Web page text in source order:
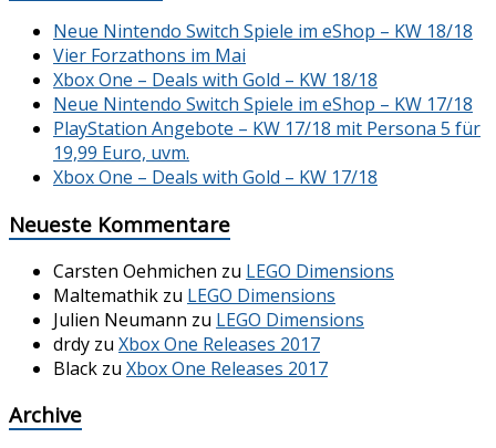
Neue Nintendo Switch Spiele im eShop – KW 18/18
Vier Forzathons im Mai
Xbox One – Deals with Gold – KW 18/18
Neue Nintendo Switch Spiele im eShop – KW 17/18
PlayStation Angebote – KW 17/18 mit Persona 5 für
19,99 Euro, uvm.
Xbox One – Deals with Gold – KW 17/18
Neueste Kommentare
Carsten Oehmichen zu LEGO Dimensions
Maltemathik zu LEGO Dimensions
Julien Neumann zu LEGO Dimensions
drdy zu Xbox One Releases 2017
Black zu Xbox One Releases 2017
Archive